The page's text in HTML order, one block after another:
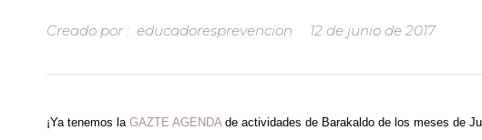
Creado por : educadoresprevencion 12 de junio de 2017
¡Ya tenemos laGAZTE AGENDAde actividades de Barakaldo de los meses de